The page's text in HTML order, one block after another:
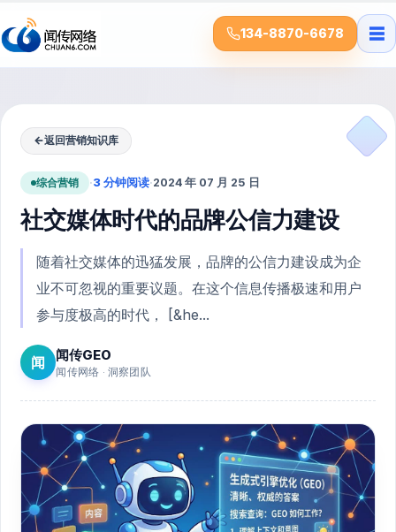
134-8870-6678 ☰
←返回营销知识库
综合营销 ·3 分钟阅读·2024 年 07 月 25 日
社交媒体时代的品牌公信力建设
随着社交媒体的迅猛发展，品牌的公信力建设成为企
业不可忽视的重要议题。在这个信息传播极速和用户
参与度极高的时代， [&he...
闻 闻传GEO
闻传网络 · 洞察团队